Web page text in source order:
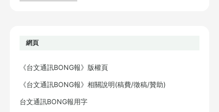
網頁
《台文通訊BONG報》版權頁
《台文通訊BONG報》相關說明(稿費/徵稿/贊助)
台文通訊BONG報用字